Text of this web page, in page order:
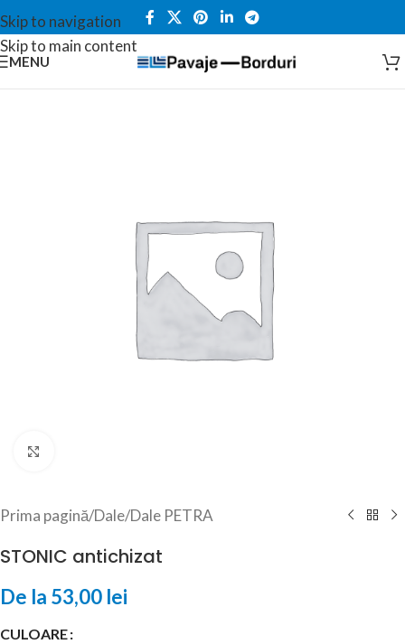
Skip to navigation
Skip to main content
MENU
Prima pagină/Dale/Dale PETRA
STONIC antichizat
De la 53,00 lei
CULOARE